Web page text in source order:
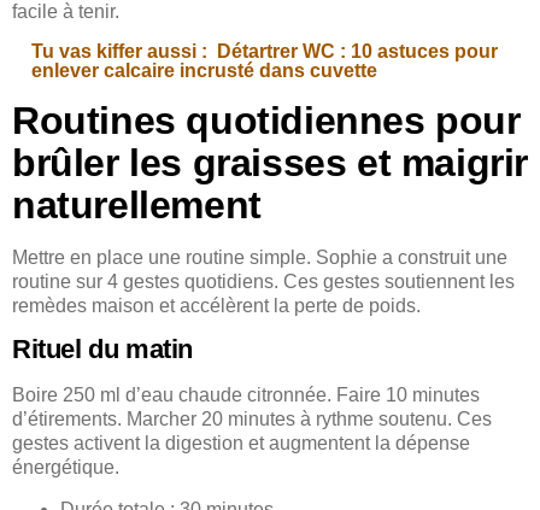
facile à tenir.
Tu vas kiffer aussi :
Détartrer WC : 10 astuces pour
enlever calcaire incrusté dans cuvette
Routines quotidiennes pour
brûler les graisses et maigrir
naturellement
Mettre en place une routine simple. Sophie a construit une
routine sur 4 gestes quotidiens. Ces gestes soutiennent les
remèdes maison et accélèrent la perte de poids.
Rituel du matin
Boire 250 ml d’eau chaude citronnée. Faire 10 minutes
d’étirements. Marcher 20 minutes à rythme soutenu. Ces
gestes activent la digestion et augmentent la dépense
énergétique.